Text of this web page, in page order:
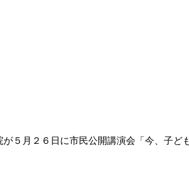
５月２６日に市民公開講演会「今、子ど